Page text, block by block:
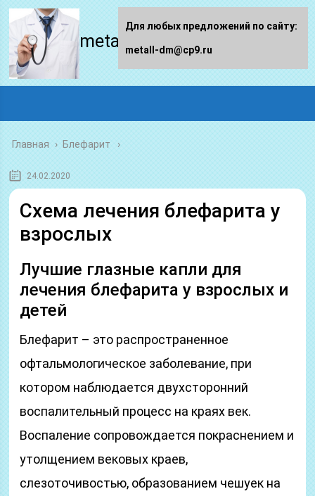
metall-dm.ru
Главная › Блефарит
24.02.2020
Схема лечения блефарита у
взрослых
Лучшие глазные капли для
лечения блефарита у взрослых и
детей
Блефарит – это распространенное
офтальмологическое заболевание, при
котором наблюдается двухсторонний
воспалительный процесс на краях век.
Воспаление сопровождается покраснением и
утолщением вековых краев,
слезоточивостью, образованием чешуек на
Для любых предложений по сайту:
metall-dm@cp9.ru